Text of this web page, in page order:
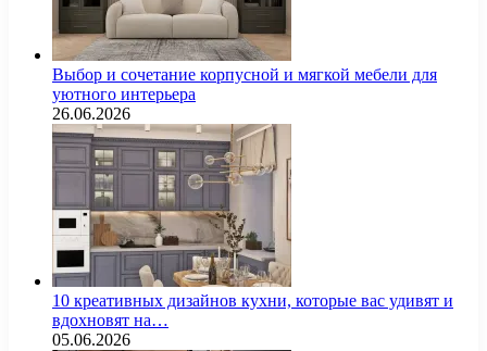
Выбор и сочетание корпусной и мягкой мебели для
уютного интерьера
26.06.2026
10 креативных дизайнов кухни, которые вас удивят и
вдохновят на…
05.06.2026